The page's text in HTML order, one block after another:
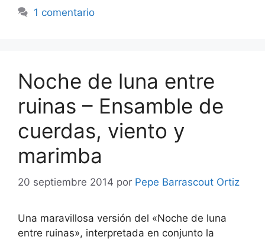
1 comentario
Noche de luna entre
ruinas – Ensamble de
cuerdas, viento y
marimba
20 septiembre 2014 por Pepe Barrascout Ortiz
Una maravillosa versión del «Noche de luna
entre ruinas», interpretada en conjunto la